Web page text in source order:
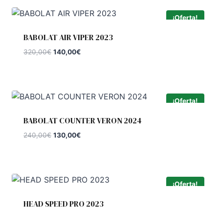
¡Oferta!
BABOLAT AIR VIPER 2023
320,00€ El
320,00€.
140,00€El
140,00€.
¡Oferta!
BABOLAT COUNTER VERON 2024
240,00€ El
240,00€.
130,00€El
130,00€.
¡Oferta!
HEAD SPEED PRO 2023